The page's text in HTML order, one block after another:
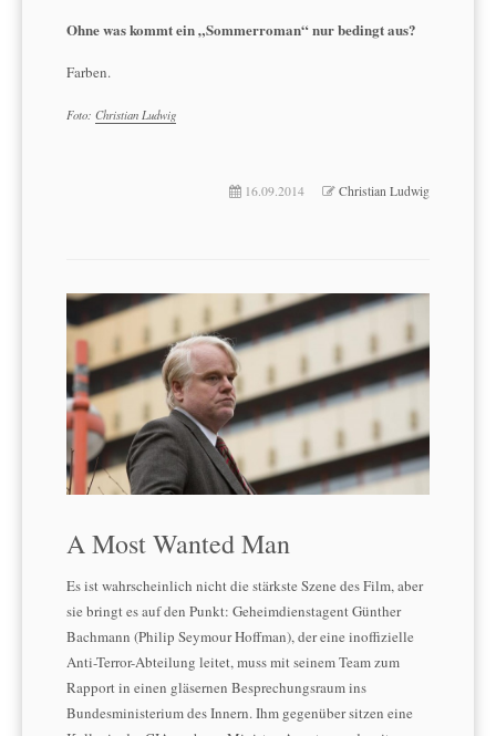
Ohne was kommt ein „Sommerroman“ nur bedingt aus?
Farben.
Foto: Christian Ludwig
16.09.2014 Christian Ludwig
A Most Wanted Man
Es ist wahrscheinlich nicht die stärkste Szene des Film, aber
sie bringt es auf den Punkt: Geheimdienstagent Günther
Bachmann (Philip Seymour Hoffman), der eine inoffizielle
Anti-Terror-Abteilung leitet, muss mit seinem Team zum
Rapport in einen gläsernen Besprechungsraum ins
Bundesministerium des Innern. Ihm gegenüber sitzen eine